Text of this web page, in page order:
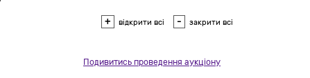
+ відкрити всі - закрити всі
Подивитись проведення аукціону